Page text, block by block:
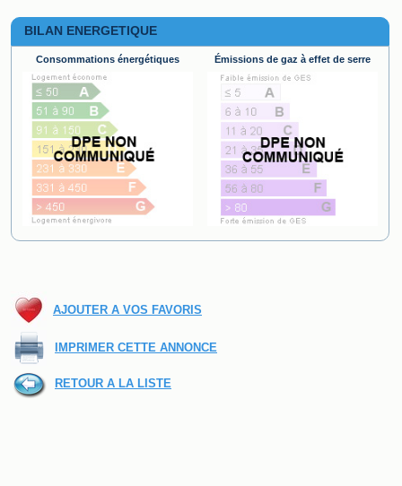
BILAN ENERGETIQUE
Consommations énergétiques Émissions de gaz à effet de serre
AJOUTER A VOS FAVORIS
IMPRIMER CETTE ANNONCE
RETOUR A LA LISTE